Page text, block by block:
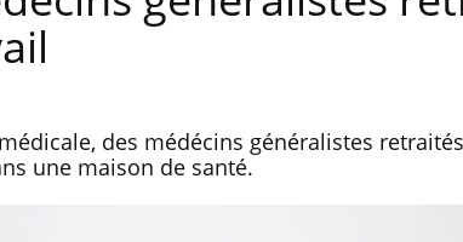
des médécins généralistes
une maison de santé.